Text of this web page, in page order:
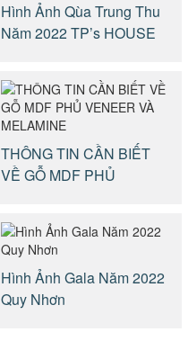
Hình Ảnh Qùa Trung Thu
Năm 2022 TP’s HOUSE
THÔNG TIN CẦN BIẾT
VỀ GỖ MDF PHỦ
Hình Ảnh Gala Năm 2022
Quy Nhơn